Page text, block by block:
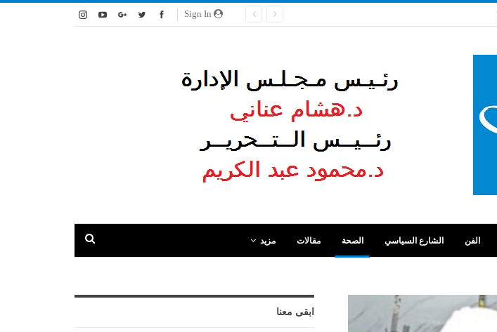
الفن الشارع السياسي الصحة مقالات مزيد
ابقى معنا